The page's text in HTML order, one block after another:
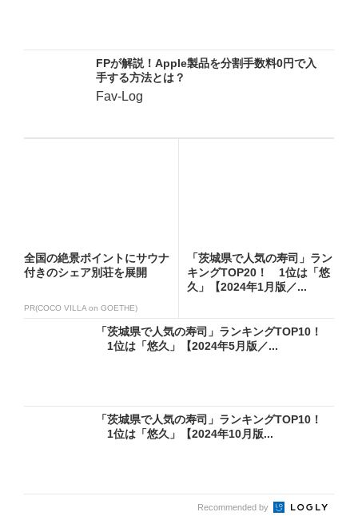
FPが解説！Apple製品を分割手数料0円で入
手する方法とは？
Fav-Log
全国の絶景ポイントにサウナ
付きのシェア別荘を展開
PR(COCO VILLA on GOETHE)
「茨城県で人気の寿司」ラン
キングTOP20！ 1位は「悠
久」【2024年1月版／...
「茨城県で人気の寿司」ランキングTOP10！
1位は「悠久」【2024年5月版／...
「茨城県で人気の寿司」ランキングTOP10！
1位は「悠久」【2024年10月版...
Recommended by